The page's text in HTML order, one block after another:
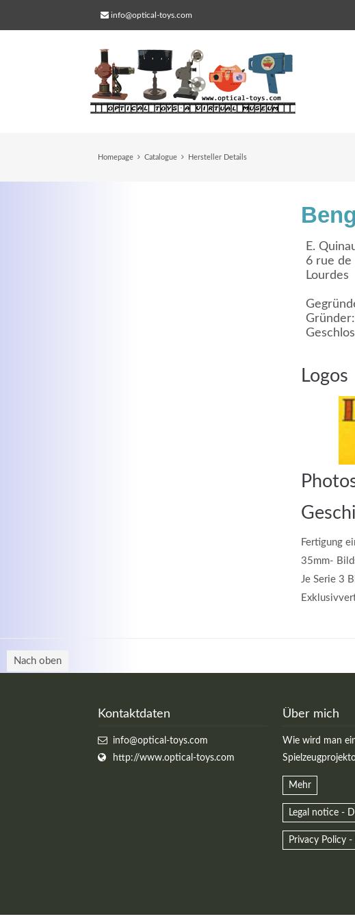
info@optical-toys.com
Homepage Catalogue Hersteller Details
E.
6 rue de
Lourdes
Logos
Fertigung
35mm-
Je Serie 3
Nach oben
Kontaktdaten
info@optical-toys.com
http://www.optical-toys.com
Über mich
Wie wird man
Mehr
Legal notice -
Privacy Policy
adipiscing elit. Aenean commodo ligula eget
Login
Passwort